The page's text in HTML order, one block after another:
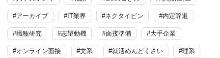
#アーカイブ #IT業界 #ネクタイピン #内定辞退
#職種研究 #志望動機 #面接準備 #大手企業
#オンライン面接 #文系 #就活めんどくさい #理系